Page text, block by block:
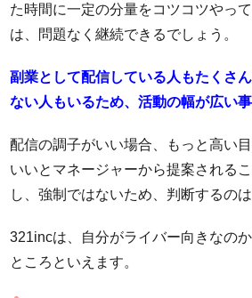
た時間に一定の分量をコツコツやっ
は、問題なく継続できるでしょう。
副業として配信している人もたくさ
ない人もいるため、活動の幅が広い
配信の調子がいい場合、もっと高い
いいとマネージャーから提案される
し、強制ではないため、判断するのは
321incは、自分がライバー向きなの
ところといえます。